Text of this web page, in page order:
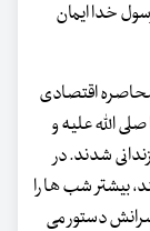
خدا ایمان
محاصره اقتصادی
الله علیه و
شدند. در
بیشتر شب ها را
دستور می